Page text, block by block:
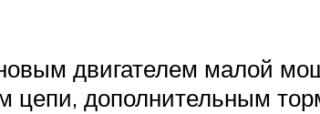
двигателем малой
цепи, дополнительным